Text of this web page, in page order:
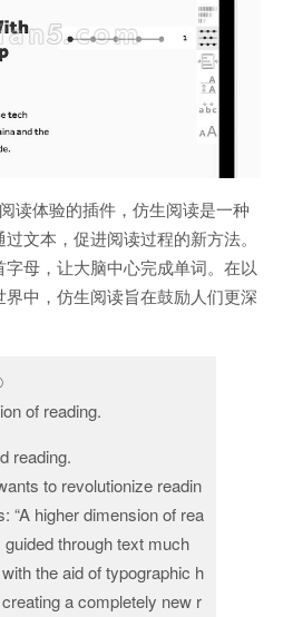
读体验的插件，仿生阅读是一种
文本，促进阅读过程的新方法。
母，让大脑中心完成单词。在以
中，仿生阅读旨在鼓励人们更深
of reading.
reading.
to revolutionize readin
“A higher dimension of rea
guided through text much
the aid of typographic h
a completely new r